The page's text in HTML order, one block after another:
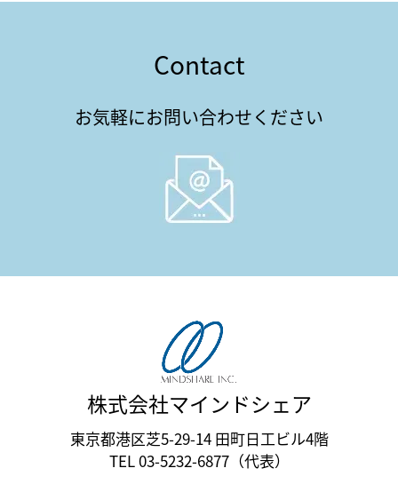
Contact
お気軽にお問い合わせください
株式会社マインドシェア
東京都港区芝5-29-14 田町日工ビル4階
TEL 03-5232-6877（代表）